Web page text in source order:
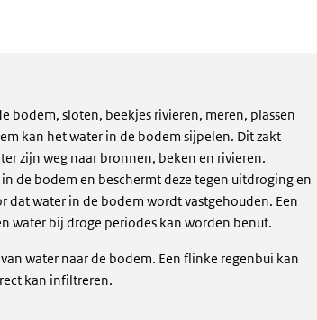
bodem, sloten, beekjes rivieren, meren, plassen
kan het water in de bodem sijpelen. Dit zakt
zijn weg naar bronnen, beken en rivieren.
de bodem en beschermt deze tegen uitdroging en
dat water in de bodem wordt vastgehouden. Een
water bij droge periodes kan worden benut.
water naar de bodem. Een flinke regenbui kan
kan infiltreren.